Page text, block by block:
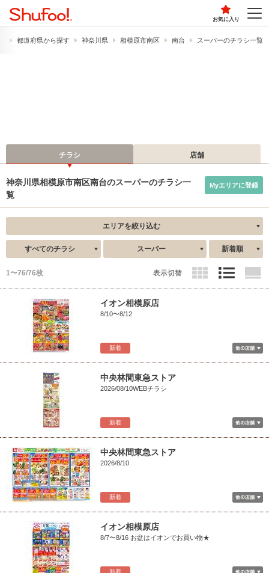
お気に入り
都道府県から探す 神奈川県 相模原市南区 南台 スーパーのチラシ一覧
チラシ 店舗
神奈川県相模原市南区南台のスーパーのチラシ一
覧
Myエリアに登録
エリアを絞り込む
すべてのチラシ スーパー 新着順
1〜76/76枚 表示切替
新着
イオン相模原店
8/10〜8/12
新着
中央林間東急ストア
2026/08/10WEBチラシ
新着
中央林間東急ストア
2026/8/10
新着
イオン相模原店
8/7〜8/16 お盆はイオンでお買い物★